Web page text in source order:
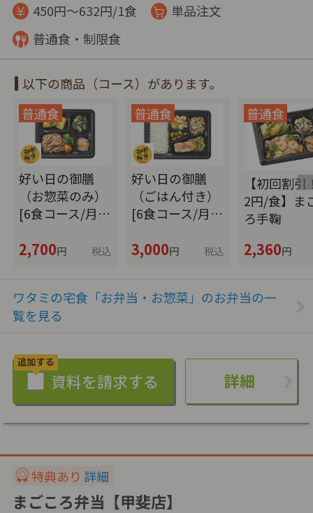
450円～632円/1食
単品注文
普通食・制限食
以下の商品（コース）があります。
好い日の御膳
（お惣菜のみ）
[6食コース/月…
2,700円 税込
好い日の御膳
（ごはん付き）
[6食コース/月…
3,000円 税込
【初回割引
2円/食】ま
ろ手鞠
2,360円
ワタミの宅食「お弁当・お惣菜」のお弁当の一
覧を見る
詳細
特典あり 詳細
まごころ弁当【甲斐店】